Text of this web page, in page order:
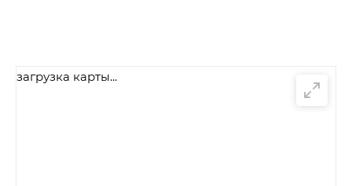
загрузка карты...